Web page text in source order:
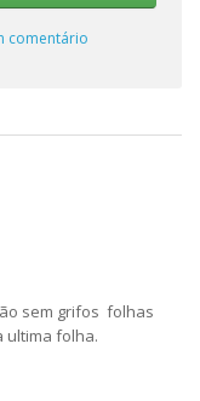
comentário
sem grifos folhas
ultima folha.